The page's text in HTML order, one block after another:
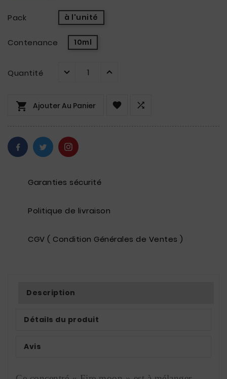
Pack à l'unité
Contenance 10ml
Quantité
 Ajouter Au Panier  
Garanties sécurité
Politique de livraison
CGV ( Condition Générales de Ventes )
Description
Détails du produit
Avis